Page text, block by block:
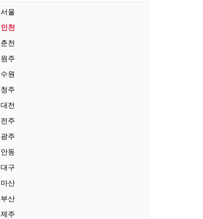
서울
인천
춘천
원주
수원
청주
대전
전주
광주
안동
대구
마산
부산
제주